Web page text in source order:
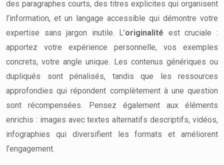
des paragraphes courts, des titres explicites qui organisent
l’information, et un langage accessible qui démontre votre
expertise sans jargon inutile. L’originalité est cruciale :
apportez votre expérience personnelle, vos exemples
concrets, votre angle unique. Les contenus génériques ou
dupliqués sont pénalisés, tandis que les ressources
approfondies qui répondent complètement à une question
sont récompensées. Pensez également aux éléments
enrichis : images avec textes alternatifs descriptifs, vidéos,
infographies qui diversifient les formats et améliorent
l’engagement.